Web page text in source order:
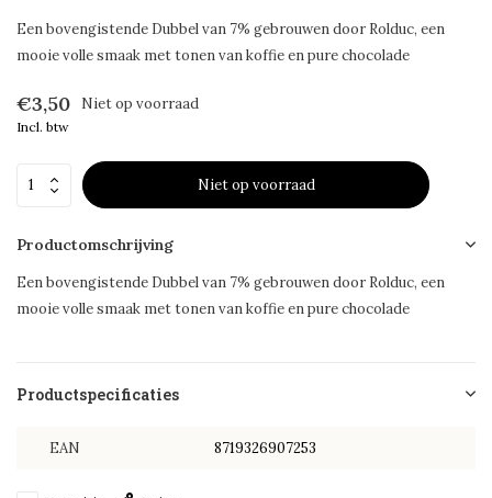
Een bovengistende Dubbel van 7% gebrouwen door Rolduc, een
mooie volle smaak met tonen van koffie en pure chocolade
€3,50 Niet op voorraad
Incl. btw
Niet op voorraad
Productomschrijving
Een bovengistende Dubbel van 7% gebrouwen door Rolduc, een
mooie volle smaak met tonen van koffie en pure chocolade
Productspecificaties
EAN 8719326907253